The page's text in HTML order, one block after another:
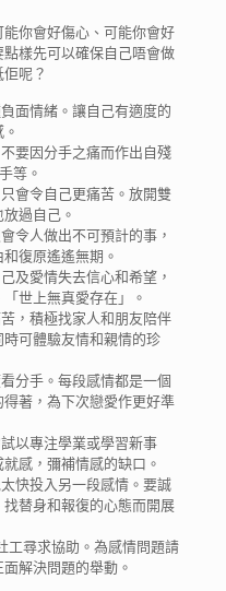
你會好傷心、可能你會好
樣先可以確保自己唔會做
呢？
面情緒。讓自己有適度的
要因分手之痛而作出自殘
等。
會令自己更痛苦。放開雙
過自己。
令人做出不可預計的事，
復原遙遙無期。
及愛情失去信心和希望，
世上無真愛存在」。
，積極找家人和朋友陪伴
可體驗友情和親情的珍
分手。每段感情都是一個
著，為下次戀愛作更好準
以專注學業或學習新事
感，彌補情感的缺口。
快投入另一段感情。要誠
替身和報復的心態而開展
工尋求協助。為感情問題請
解決問題的舉動。